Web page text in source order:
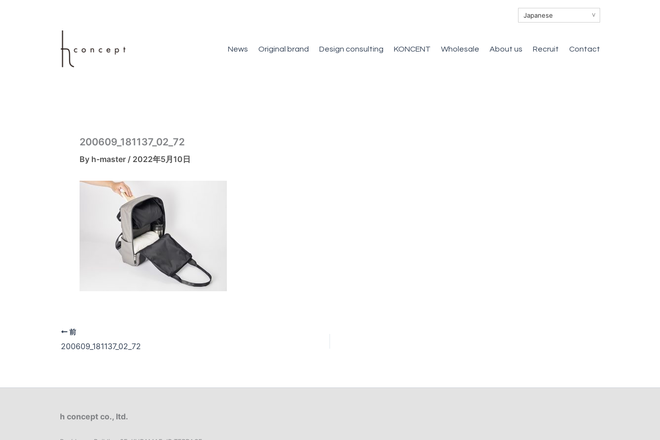
∨
News Original brand Design consulting KONCENT Wholesale About us Recruit Contact
200609_181137_02_72
By h-master / 2022年5月10日
前
200609_181137_02_72
h concept co., ltd.